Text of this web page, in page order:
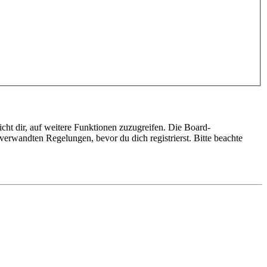
dir, auf weitere Funktionen zuzugreifen. Die Board-
Regelungen, bevor du dich registrierst. Bitte beachte